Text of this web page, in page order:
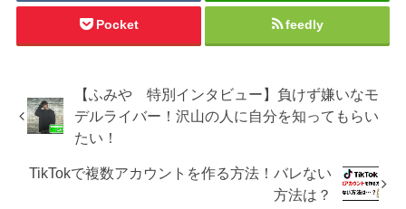
Pocket feedly
【ふみや 特別インタビュー】負けず嫌いなモ
デルライバー！沢山の人に自分を知ってもらい
たい！
TikTokで複数アカウントを作る方法！バレない
方法は？